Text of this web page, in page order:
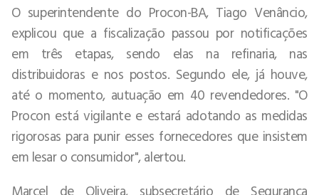
O superintendente do Procon-BA, Tiago Venâncio,
explicou que a fiscalização passou por notificações
em três etapas, sendo elas na refinaria, nas
distribuidoras e nos postos. Segundo ele, já houve,
até o momento, autuação em 40 revendedores. "O
Procon está vigilante e estará adotando as medidas
rigorosas para punir esses fornecedores que insistem
em lesar o consumidor", alertou.
Marcel de Oliveira, subsecretário de Segurança